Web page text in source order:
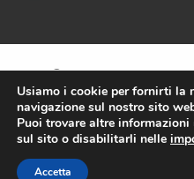
© 2017 BCAE, C.F.
Siti
Usiamo i cookie per fornirti la
navigazione sul nostro sito
Puoi trovare altre
sul sito o disabilitarli nelle
Accetta